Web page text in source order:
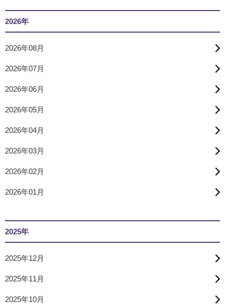
2026年
2026年08月
2026年07月
2026年06月
2026年05月
2026年04月
2026年03月
2026年02月
2026年01月
2025年
2025年12月
2025年11月
2025年10月